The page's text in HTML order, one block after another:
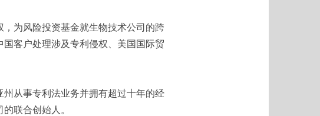
为风险投资基金就生物技术公司的跨
客户处理涉及专利侵权、美国国际贸
从事专利法业务并拥有超过十年的经
联合创始人。